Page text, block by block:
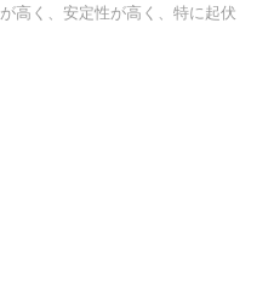
が高く、安定性が高く、特に起伏